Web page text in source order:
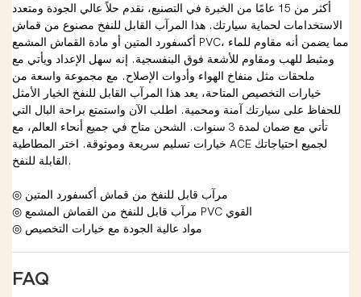
أكثر من 15 عامًا من الخبرة في التصنيع، نقدم حلاً عالي الجودة ومتعدد
الاستخدامات لحماية سيارتك. هذا المرآب القابل للنفخ مصنوع من قماش
أكسفورد المتين أو مادة القماش المشمع PVC، مما يضمن أنه مقاوم للماء
ومثبط للهب ومقاوم للأشعة فوق البنفسجية. إنه سهل الإعداد ويأتي مع
ملحقات مثل منفاخ الهواء وأدوات الإصلاح. مع مجموعة واسعة من
خيارات التخصيص المتاحة، يعد هذا المرآب القابل للنفخ الخيار الأمثل
للحفاظ على سيارتك آمنة ومحمية. اطلب الآن واستمتع براحة البال التي
تأتي مع ضمان لمدة 3 سنوات. الشحن متاح في جميع أنحاء العالم، مع
خيارات تسليم سريعة وموثوقة. اختر المطاطية ACE لجميع احتياجاتك
القابلة للنفخ.
◎ مرآب قابل للنفخ من القماش المشمع PVC القوي
◎ مواد عالية الجودة مع خيارات التخصيص
FAQ